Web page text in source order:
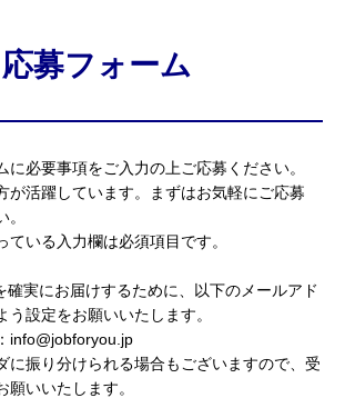
応募フォーム
に必要事項をご入力の上ご応募ください。
が活躍しています。まずはお気軽にご応募
。
いる入力欄は必須項目です。
実にお届けするために、以下のメールアド
う設定をお願いいたします。
info@jobforyou.jp
に振り分けられる場合もございますので、受
いいたします。